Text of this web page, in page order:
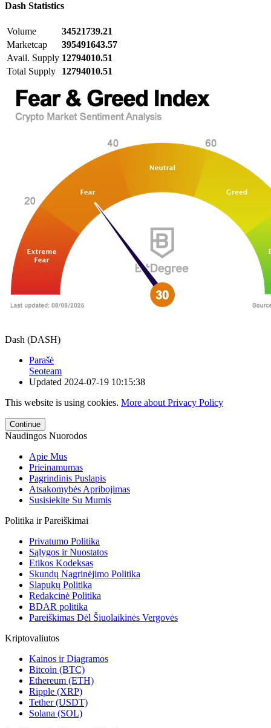
Dash Statistics
Volume
34521739.21
Marketcap
395491643.57
Avail. Supply 12794010.51
Total Supply
12794010.51
Dash (DASH)
Parašė
Seoteam
Updated 2024-07-19 10:15:38
This website is using cookies. More about Privacy Policy
Continue
Naudingos Nuorodos
Apie Mus
Prieinamumas
Pagrindinis Puslapis
Atsakomybės Apribojimas
Susisiekite Su Mumis
Politika ir Pareiškimai
Privatumo Politika
Sąlygos ir Nuostatos
Etikos Kodeksas
Skundų Nagrinėjimo Politika
Slapukų Politika
Redakcinė Politika
BDAR politika
Pareiškimas Dėl Šiuolaikinės Vergovės
Kriptovaliutos
Kainos ir Diagramos
Bitcoin (BTC)
Ethereum (ETH)
Ripple (XRP)
Tether (USDT)
Solana (SOL)